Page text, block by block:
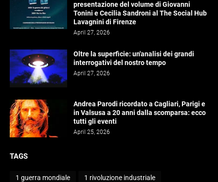
presentazione del volume di Giovanni
Tonini e Cecilia Sandroni al The Social Hub
Lavagnini di Firenze
April 27, 2026
Oltre la superficie: un'analisi dei grandi
interrogativi del nostro tempo
April 27, 2026
Andrea Parodi ricordato a Cagliari, Parigi e
in Valsusa a 20 anni dalla scomparsa: ecco
tutti gli eventi
April 25, 2026
TAGS
1 guerra mondiale 1 rivoluzione industriale